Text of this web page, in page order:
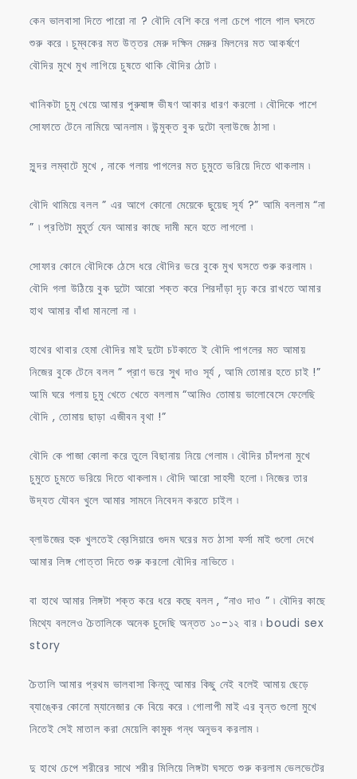
কেন ভালবাসা দিতে পারো না ? বৌদি বেশি করে গলা চেপে গালে গাল ঘসতে
শুরু করে ৷ চুম্বকের মত উত্তর মেরু দক্ষিন মেরুর মিলনের মত আকর্ষণে
বৌদির মুখে মুখ লাগিয়ে চুষতে থাকি বৌদির ঠোট ৷
খানিকটা চুমু খেয়ে আমার পুরুষাঙ্গ ভীষণ আকার ধারণ করলো ৷ বৌদিকে পাশে
সোফাতে টেনে নামিয়ে আনলাম ৷ উন্মুক্ত বুক দুটো ব্লাউজে ঠাসা ৷
সুন্দর লম্বাটে মুখে , নাকে গলায় পাগলের মত চুমুতে ভরিয়ে দিতে থাকলাম ৷
বৌদি থামিয়ে বলল ” এর আগে কোনো মেয়েকে ছুয়েছ সূর্য ?” আমি বললাম “না
” ৷ প্রতিটা মুহূর্ত যেন আমার কাছে দামী মনে হতে লাগলো ৷
সোফার কোনে বৌদিকে ঠেসে ধরে বৌদির ভরে বুকে মুখ ঘসতে শুরু করলাম ৷
বৌদি গলা উঠিয়ে বুক দুটো আরো শক্ত করে শিরদাঁড়া দৃঢ় করে রাখতে আমার
হাথ আমার বাঁধা মানলো না ৷
হাথের থাবার হেমা বৌদির মাই দুটো চটকাতে ই বৌদি পাগলের মত আমায়
নিজের বুকে টেনে বলল ” প্রাণ ভরে সুখ দাও সূর্য , আমি তোমার হতে চাই !”
আমি ঘরে গলায় চুমু খেতে খেতে বললাম “আমিও তোমায় ভালোবেসে ফেলেছি
বৌদি , তোমায় ছাড়া এজীবন বৃথা !”
বৌদি কে পাজা কোলা করে তুলে বিছানায় নিয়ে গেলাম ৷ বৌদির চাঁদপনা মুখে
চুমুতে চুমতে ভরিয়ে দিতে থাকলাম ৷ বৌদি আরো সাহসী হলো ৷ নিজের তার
উদ্যত যৌবন খুলে আমার সামনে নিবেদন করতে চাইল ৷
ব্লাউজের হুক খুলতেই ব্রেসিয়ারে গুদম ঘরের মত ঠাসা ফর্সা মাই গুলো দেখে
আমার লিঙ্গ গোত্তা দিতে শুরু করলো বৌদির নাভিতে ৷
বা হাথে আমার লিঙ্গটা শক্ত করে ধরে কছে বলল , “নাও দাও ” ৷ বৌদির কাছে
মিথ্যে বললেও চৈতালিকে অনেক চুদেছি অন্তত ১০-১২ বার ৷ boudi sex
story
চৈতালি আমার প্রথম ভালবাসা কিন্তু আমার কিছু নেই বলেই আমায় ছেড়ে
ব্যাঙ্কের কোনো ম্যানেজার কে বিয়ে করে ৷ গোলাপী মাই এর বৃন্ত গুলো মুখে
নিতেই সেই মাতাল করা মেয়েলি কামুক গন্ধ অনুভব করলাম ৷
দু হাথে চেপে শরীরের সাথে শরীর মিলিয়ে লিঙ্গটা ঘসতে শুরু করলাম ভেলভেটের